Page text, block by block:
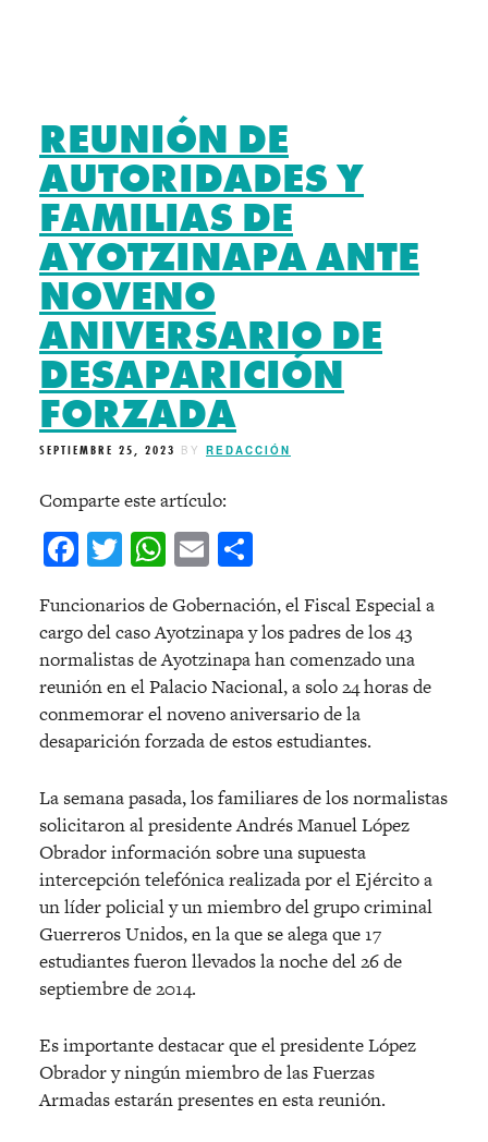
REUNIÓN DE
AUTORIDADES Y
FAMILIAS DE
AYOTZINAPA ANTE
NOVENO
ANIVERSARIO DE
DESAPARICIÓN
FORZADA
SEPTIEMBRE 25, 2023 BY REDACCIÓN
Comparte este artículo:
Facebook
Twitter
WhatsApp
Email
Funcionarios de Gobernación, el Fiscal Especial a
cargo del caso Ayotzinapa y los padres de los 43
normalistas de Ayotzinapa han comenzado una
reunión en el Palacio Nacional, a solo 24 horas de
conmemorar el noveno aniversario de la
desaparición forzada de estos estudiantes.
La semana pasada, los familiares de los normalistas
solicitaron al presidente Andrés Manuel López
Obrador información sobre una supuesta
intercepción telefónica realizada por el Ejército a
un líder policial y un miembro del grupo criminal
Guerreros Unidos, en la que se alega que 17
estudiantes fueron llevados la noche del 26 de
septiembre de 2014.
Es importante destacar que el presidente López
Obrador y ningún miembro de las Fuerzas
Armadas estarán presentes en esta reunión.